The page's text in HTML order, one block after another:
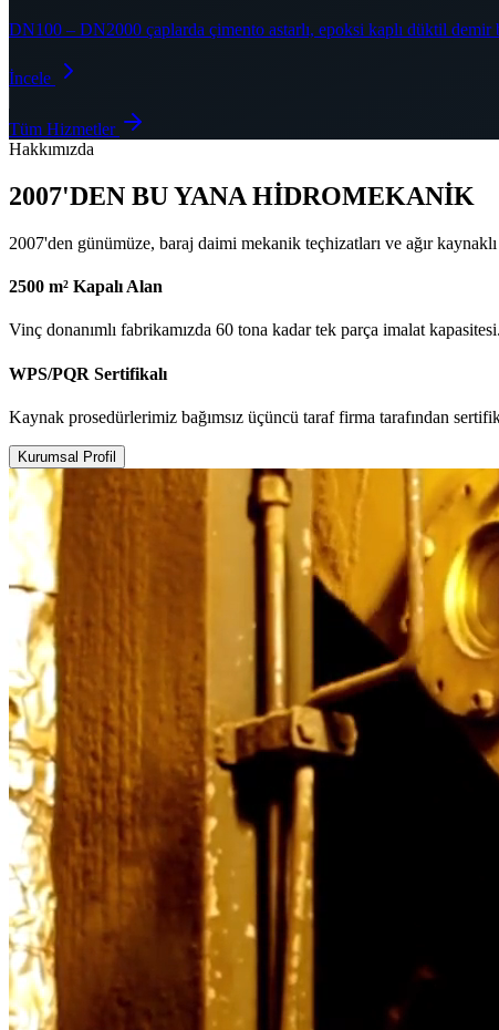
DN100 – DN2000 çaplarda çimento astarlı, epoksi kaplı düktil
İncele
Tüm Hizmetler
Hakkımızda
2007'DEN BU YANA HİDROMEKANİK
2007'den günümüze, baraj daimi mekanik teçhizatları ve ağır
2500 m² Kapalı Alan
Vinç donanımlı fabrikamızda 60 tona kadar tek parça imalat kapasitesi.
WPS/PQR Sertifikalı
Kaynak prosedürlerimiz bağımsız üçüncü taraf firma tarafından
Kurumsal Profil